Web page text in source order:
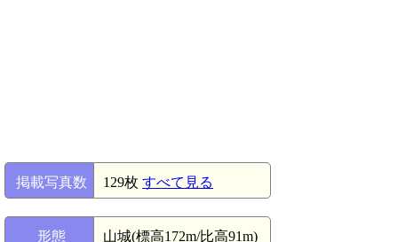
掲載写真数 129枚 すべて見る
形態 山城(標高172m/比高91m)